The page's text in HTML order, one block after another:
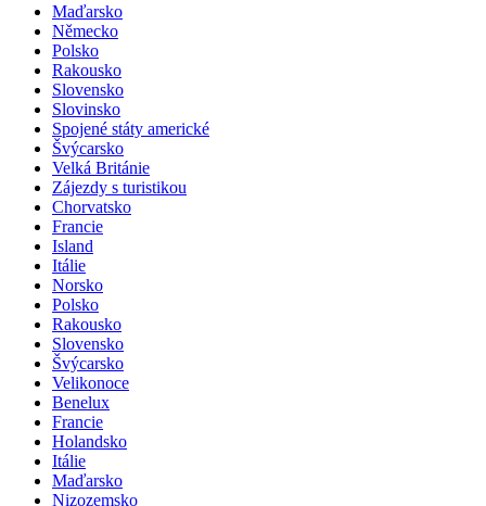
Maďarsko
Německo
Polsko
Rakousko
Slovensko
Slovinsko
Spojené státy americké
Švýcarsko
Velká Británie
Zájezdy s turistikou
Chorvatsko
Francie
Island
Itálie
Norsko
Polsko
Rakousko
Slovensko
Švýcarsko
Velikonoce
Benelux
Francie
Holandsko
Itálie
Maďarsko
Nizozemsko